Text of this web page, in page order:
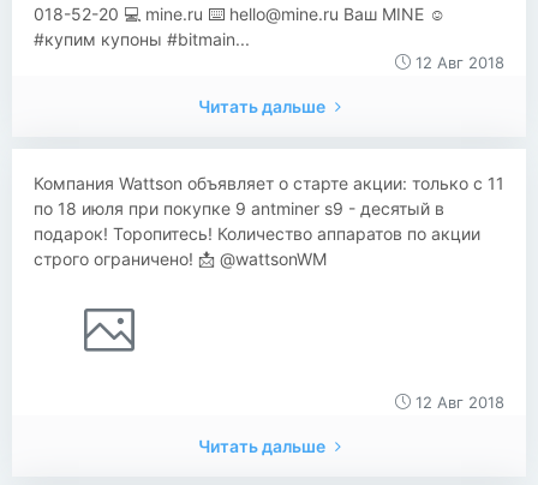
018-52-20 💻 mine.ru ⌨️ hello@mine.ru Ваш MINE ☺️
#купим купоны #bitmain...
12 Авг 2018
Читать дальше
​​Компания Wattson объявляет о старте акции: только с 11
по 18 июля при покупке 9 antminer s9 - десятый в
подарок! Торопитесь! Количество аппаратов по акции
строго ограничено! 📩 @wattsonWM
12 Авг 2018
Читать дальше